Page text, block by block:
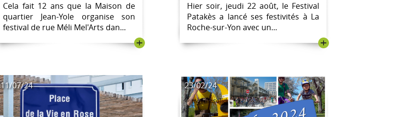
Cela fait 12 ans que la Maison de
quartier Jean-Yole organise son
festival de rue Méli Mel'Arts dan...
+
Jean Moulin
Hier soir, jeudi 22 août, le Festival
Patakès a lancé ses festivités à La
Roche-sur-Yon avec un...
+
11/07/24 23/02/24